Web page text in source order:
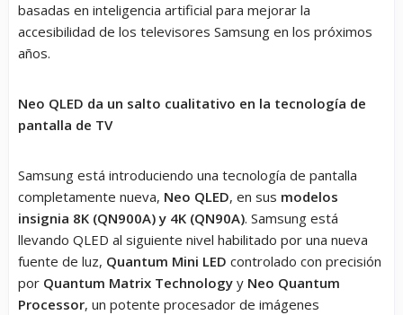
basadas en inteligencia artificial para mejorar la
accesibilidad de los televisores Samsung en los próximos
años.
Neo QLED da un salto cualitativo en la tecnología de
pantalla de TV
Samsung está introduciendo una tecnología de pantalla
completamente nueva, Neo QLED, en sus modelos
insignia 8K (QN900A) y 4K (QN90A). Samsung está
llevando QLED al siguiente nivel habilitado por una nueva
fuente de luz, Quantum Mini LED controlado con precisión
por Quantum Matrix Technology y Neo Quantum
Processor, un potente procesador de imágenes